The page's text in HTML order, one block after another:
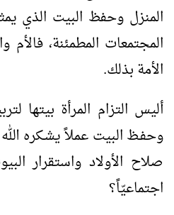
المنزل وحفظ البيت الذي
المجتمعات المطمئنة،
الأمة بذلك.
أليس التزام المرأة بيتها
وحفـظ البيت عملاً يشـكره
صلاح الأولاد واستقرار
اجتماعيّاً؟